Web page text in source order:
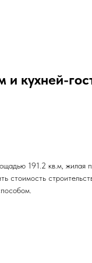
кухней-
191.2 кв.м, жилая
стоимость